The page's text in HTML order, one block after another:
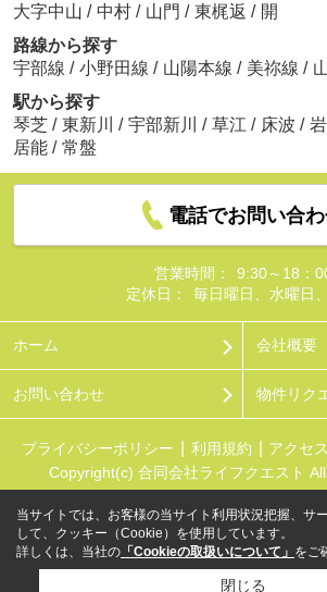
大字中山 / 中村 / 山門 / 東梶返 / 開
路線から探す
宇部線 / 小野田線 / 山陽本線 / 美祢線 /
駅から探す
琴芝 / 東新川 / 宇部新川 / 草江 / 床波 /
居能 / 常盤
電話でお問い合
営業時間：
9:30～18：
定休日：
毎日曜日、水曜日
ホーム 会社概要
お問い合わせ 物件リク
プライバシーポリシー 利用規約 アクセ
Copyright(c) 合同会社ライフクエスト
当サイトでは、お客様の当サイト利用状況把握、サ
して、クッキー（Cookie）を使用しています。
詳しくは、当社の 「Cookieの取扱いについて」 をご
閉じる